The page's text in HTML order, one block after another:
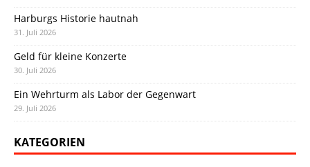
Harburgs Historie hautnah
31. Juli 2026
Geld für kleine Konzerte
30. Juli 2026
Ein Wehrturm als Labor der Gegenwart
29. Juli 2026
KATEGORIEN